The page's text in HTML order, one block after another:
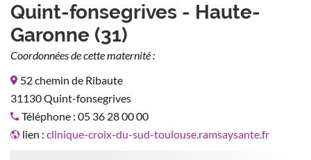
Quint-fonsegrives - Haute-
Garonne (31)
Coordonnées de cette maternité :
52 chemin de Ribaute
31130 Quint-fonsegrives
Téléphone : 05 36 28 00 00
lien : clinique-croix-du-sud-toulouse.ramsaysante.fr